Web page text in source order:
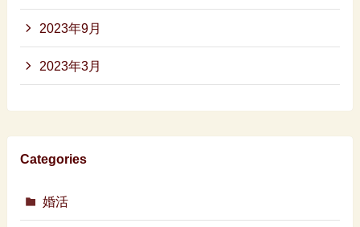
2023年9月
2023年3月
Categories
婚活